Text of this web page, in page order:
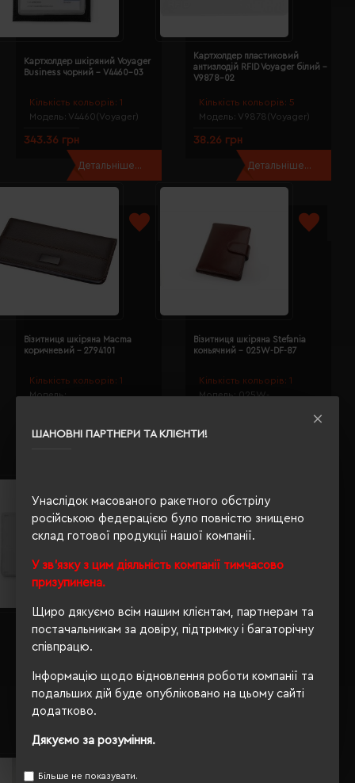
ШАНОВНІ ПАРТНЕРИ ТА КЛІЄНТИ!
Унаслідок масованого ракетного обстрілу
російською федерацією було повністю знищено
склад готової продукції нашої компанії.
У зв'язку з цим діяльність компанії тимчасово
призупинена.
Щиро дякуємо всім нашим клієнтам, партнерам та
постачальникам за довіру, підтримку і багаторічну
співпрацю.
Інформацію щодо відновлення роботи компанії та
подальших дій буде опубліковано на цьому сайті
додатково.
Дякуємо за розуміння.
Більше не показувати.
Кількість кольорів: 1
Модель: V4460(Voyager)
Картхолдер шкіряний Voyager
Business чорний - V4460-03
343.36 грн
Детальніше...
Кількість кольорів: 5
Модель: V9878(Voyager)
Картхолдер пластиковий
антизлодій RFID Voyager білий -
V9878-02
38.26 грн
Детальніше...
Кількість кольорів: 1
Модель:
Візитниця шкіряна Macma
коричневий - 2794101
249.64 грн
Кількість кольорів: 1
Модель: 025W-
Візитниця шкіряна Stefania
коньячний - 025W-DF-87
1868.91 грн
Кількість кольорів: 1
V4376(Voyager)
Картхолдер пластиковий
Voyager білий - V4376-02
16.26 грн
Детальніше...
Кількість кольорів: 1
017W-DF(Stefania)
Візитниця шкіряна Stefania